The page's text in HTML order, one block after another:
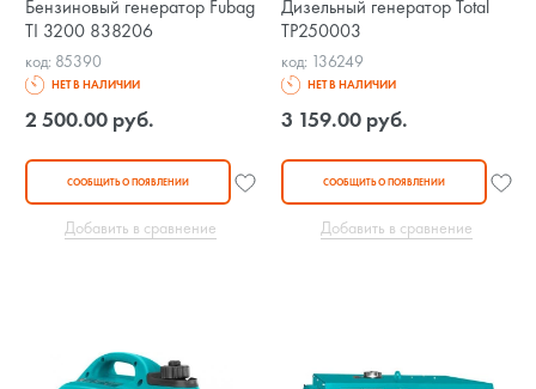
Бензиновый генератор Fubag
TI 3200 838206
код: 85390
НЕТ В НАЛИЧИИ
2 500.00 руб.
СООБЩИТЬ О ПОЯВЛЕНИИ
Добавить в сравнение
Дизельный генератор Total
TP250003
код: 136249
НЕТ В НАЛИЧИИ
3 159.00 руб.
СООБЩИТЬ О ПОЯВЛЕНИИ
Добавить в сравнение